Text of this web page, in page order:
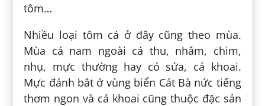
tôm…
Nhiều loại tôm cá ở đây cũng theo mùa.
Mùa cá nam ngoài cá thu, nhâm, chim,
nhụ, mực thường hay có sứa, cá khoai.
Mực đánh bắt ở vùng biển Cát Bà nức tiếng
thơm ngon và cá khoai cũng thuộc đặc sản